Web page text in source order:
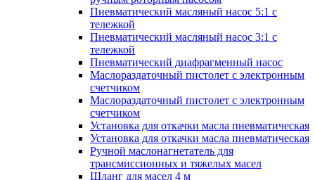
Пневматический масляный насос 5:1 с
тележкой
Пневматический масляный насос 3:1 с
тележкой
Пневматический диафрагменный насос
Маслораздаточный пистолет с электронным
счетчиком
Маслораздаточный пистолет с электронным
счетчиком
Установка для откачки масла пневматическая
Установка для откачки масла пневматическая
Ручной маслонагнетатель для
трансмиссионных и тяжелых масел
Шланг для масел 4 м